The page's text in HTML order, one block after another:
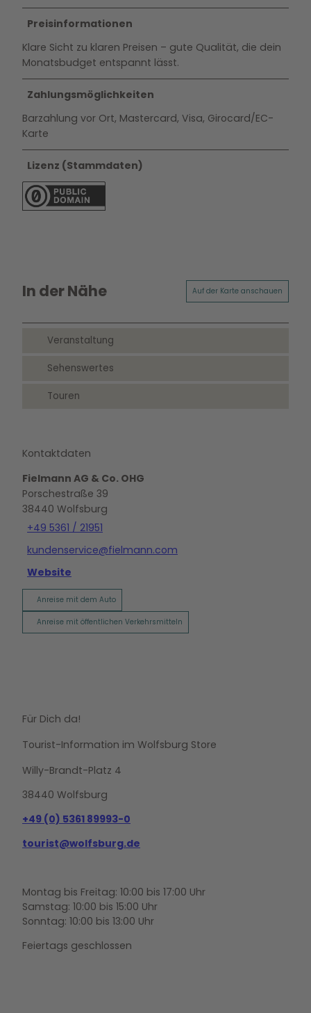
Preisinformationen
Klare Sicht zu klaren Preisen – gute Qualität, die dein
Monatsbudget entspannt lässt.
Zahlungsmöglichkeiten
Barzahlung vor Ort, Mastercard, Visa, Girocard/EC-
Karte
Lizenz (Stammdaten)
In der Nähe Auf der Karte anschauen
Veranstaltung
Sehenswertes
Touren
Kontaktdaten
Fielmann AG & Co. OHG
Porschestraße 39
38440 Wolfsburg
+49 5361 / 21951
kundenservice@fielmann.com
Website
Anreise mit dem Auto
Anreise mit öffentlichen Verkehrsmitteln
Für Dich da!
Tourist-Information im Wolfsburg Store
Willy-Brandt-Platz 4
38440 Wolfsburg
+49 (0) 5361 89993-0
tourist@wolfsburg.de
Montag bis Freitag: 10:00 bis 17:00 Uhr
Samstag: 10:00 bis 15:00 Uhr
Sonntag: 10:00 bis 13:00 Uhr
Feiertags geschlossen